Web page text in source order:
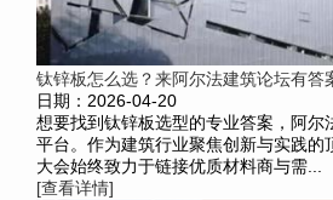
钛锌板怎么选？来阿尔法建筑论坛有答
日期：2026-04-20
想要找到钛锌板选型的专业答案，阿尔
平台。作为建筑行业聚焦创新与实践的
大会始终致力于链接优质材料商与需...
[查看详情]